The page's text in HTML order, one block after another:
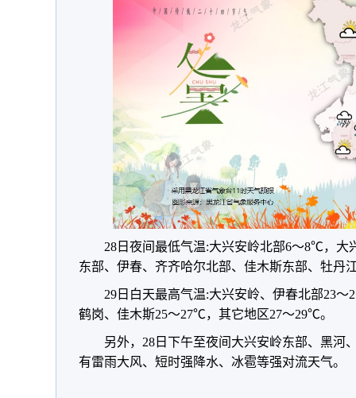
28日夜间最低气温:大兴安岭北部6～8℃，
东部、伊春、齐齐哈尔北部、佳木斯东部、牡丹
29日白天最高气温:大兴安岭、伊春北部23
鹤岗、佳木斯25～27℃，其它地区27～29℃。
另外，28日下午至夜间大兴安岭东部、黑河
有雷雨大风、短时强降水、冰雹等强对流天气。